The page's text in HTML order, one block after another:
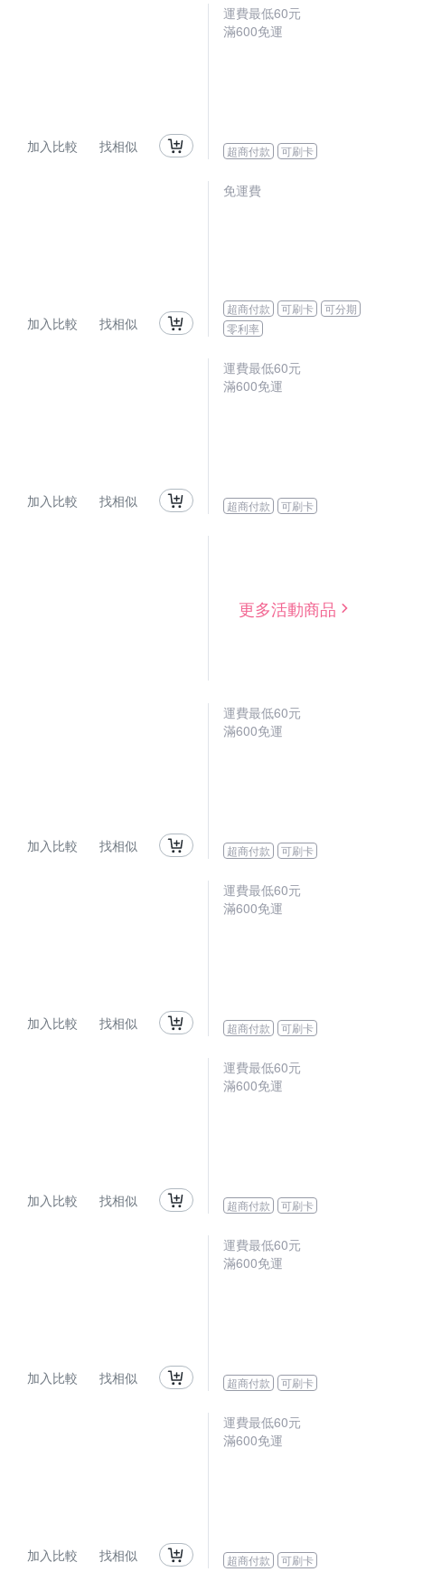
加入比較 找相似
運費最低60元
滿600免運
超商付款 可刷卡
加入比較 找相似
免運費
超商付款 可刷卡
可分期
零利率
加入比較 找相似
運費最低60元
滿600免運
超商付款 可刷卡
更多活動商品
加入比較 找相似
運費最低60元
滿600免運
超商付款 可刷卡
加入比較 找相似
運費最低60元
滿600免運
超商付款 可刷卡
加入比較 找相似
運費最低60元
滿600免運
超商付款 可刷卡
加入比較 找相似
運費最低60元
滿600免運
超商付款 可刷卡
加入比較 找相似
運費最低60元
滿600免運
超商付款 可刷卡